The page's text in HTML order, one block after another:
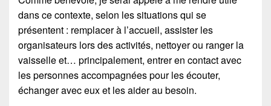
dans ce contexte, selon les situations qui se
présentent : remplacer à l’accueil, assister les
organisateurs lors des activités, nettoyer ou ranger la
vaisselle et… principalement, entrer en contact avec
les personnes accompagnées pour les écouter,
échanger avec eux et les aider au besoin.